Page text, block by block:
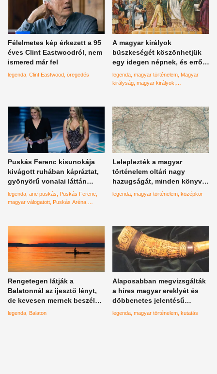
Félelmetes kép érkezett a 95
éves Clint Eastwoodról, nem
ismered már fel
legenda Clint Eastwood öregedés
A magyar királyok
büszkeségét köszönhetjük
egy idegen népnek, és erről
senki sem tudott
legenda magyar történelem Magyar
királyság magyar királyok
Puskás Ferenc kisunokája
kivágott ruhában kápráztat,
gyönyörű vonalai láttán
minden magyar lefagyott a
Puskás Múzeumban
legenda ane puskás
Puskás Ferenc
magyar válogatott Puskás Aréna
Leleplezték a magyar
történelem oltári nagy
hazugságát, minden könyvet
újra kell írni ezek után?
legenda magyar történelem középkor
Rengetegen látják a
Balatonnál az ijesztő lényt,
de kevesen mernek beszélni
róla
legenda Balaton
Alaposabban megvizsgálták
a híres magyar ereklyét és
döbbenetes jelentésű
sorokat találtak rajta
legenda magyar történelem kutatás